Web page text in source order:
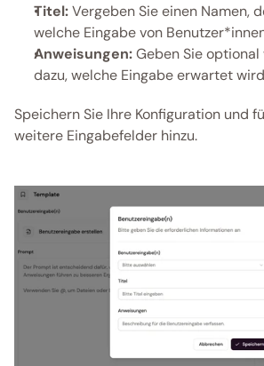
Titel: Vergeben Sie einen Namen,
welche Eingabe von
Anweisungen: Geben Sie
dazu, welche Eingabe erwartet
Speichern Sie Ihre Konfiguration und
weitere Eingabefelder hinzu.